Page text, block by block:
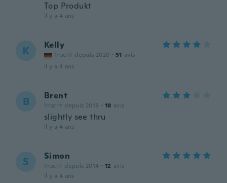
Top Produkt
il y a 4 ans
K Kelly
Inscrit depuis 2020 · 51 avis
il y a 4 ans
B Brent
Inscrit depuis 2018 · 18 avis
slightly see thru
il y a 4 ans
S Simon
Inscrit depuis 2014 · 12 avis
il y a 4 ans